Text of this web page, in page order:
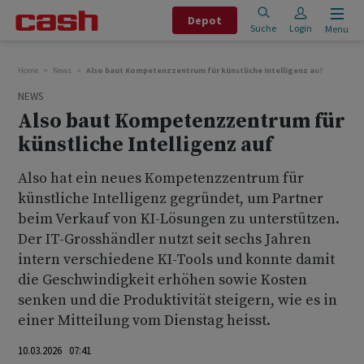
Depot
Suche Login Menu
Home News Also baut Kompetenzzentrum für künstliche Intelligenz auf
NEWS
Also baut Kompetenzzentrum für
künstliche Intelligenz auf
Also hat ein neues Kompetenzzentrum für
künstliche Intelligenz gegründet, um Partner
beim Verkauf von KI-Lösungen zu unterstützen.
Der IT-Grosshändler nutzt seit sechs Jahren
intern verschiedene KI-Tools und konnte damit
die Geschwindigkeit erhöhen sowie Kosten
senken und die Produktivität steigern, wie es in
einer Mitteilung vom Dienstag heisst.
10.03.2026 07:41